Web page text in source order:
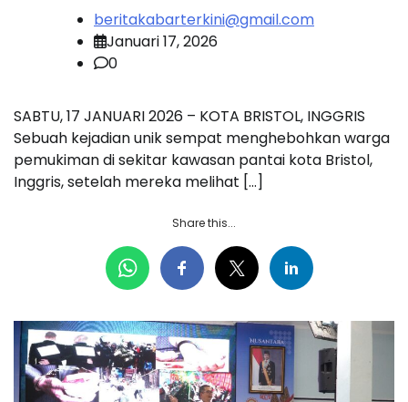
beritakabarterkini@gmail.com
Januari 17, 2026
0
SABTU, 17 JANUARI 2026 – KOTA BRISTOL, INGGRIS
Sebuah kejadian unik sempat menghebohkan warga
pemukiman di sekitar kawasan pantai kota Bristol,
Inggris, setelah mereka melihat […]
Share this...